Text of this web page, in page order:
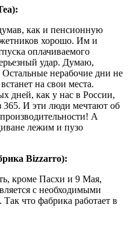
как и пенсионную
хорошо. Им и
оплачиваемого
удар. Думаю,
Остальные нерабочие дни не
на свои места.
дней, как у нас в России,
365. И эти люди мечтают об
А
лежим и пузо
Bizzarro):
кроме Пасхи и 9 Мая,
с необходимыми
что фабрика работает в